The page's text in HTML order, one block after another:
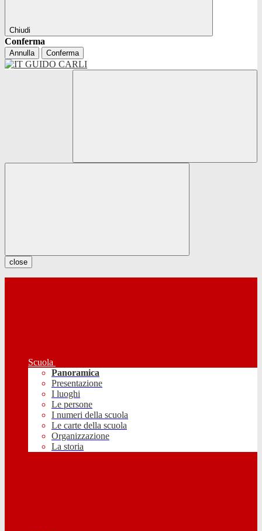
Chiudi
Conferma
Annulla Conferma
close
Scuola
Panoramica
Presentazione
I luoghi
Le persone
I numeri della scuola
Le carte della scuola
Organizzazione
La storia